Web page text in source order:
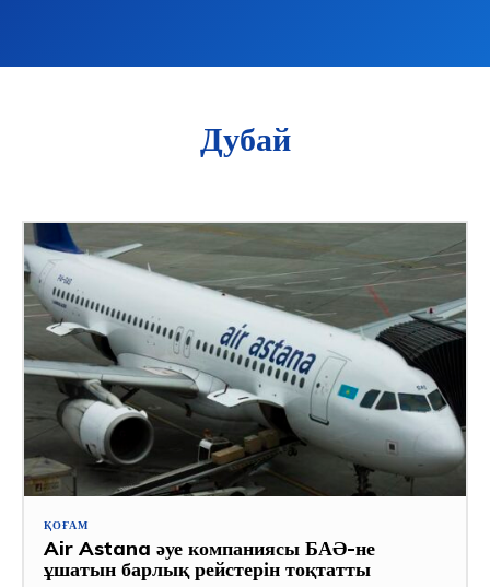
Дубай
ҚОҒАМ
Air Astana әуе компаниясы БАӘ-не
ұшатын барлық рейстерін тоқтатты